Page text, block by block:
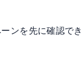
ンを先に確認で